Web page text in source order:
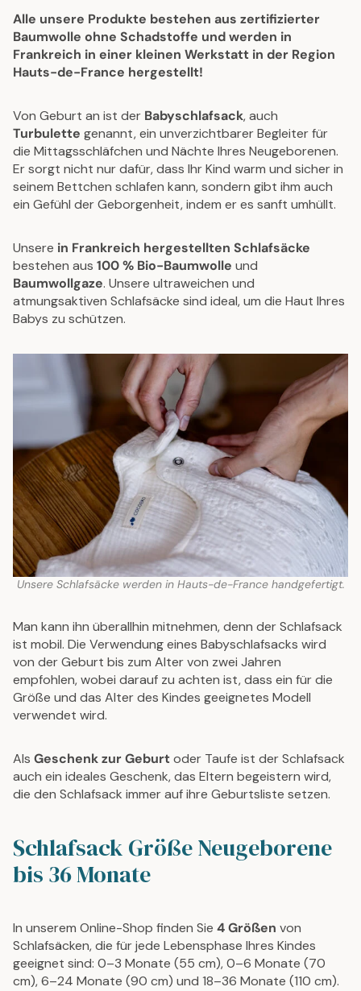
9
4
€
6
9
€
Alle unsere Produkte bestehen aus zertifizierter
Baumwolle ohne Schadstoffe und werden in
Frankreich in einer kleinen Werkstatt in der Region
Hauts-de-France hergestellt!
Von Geburt an ist der Babyschlafsack, auch
Turbulette genannt, ein unverzichtbarer Begleiter für
die Mittagsschläfchen und Nächte Ihres Neugeborenen.
Er sorgt nicht nur dafür, dass Ihr Kind warm und sicher in
seinem Bettchen schlafen kann, sondern gibt ihm auch
ein Gefühl der Geborgenheit, indem er es sanft umhüllt.
Unsere in Frankreich hergestellten Schlafsäcke
bestehen aus 100 % Bio-Baumwolle und
Baumwollgaze. Unsere ultraweichen und
atmungsaktiven Schlafsäcke sind ideal, um die Haut Ihres
Babys zu schützen.
Unsere Schlafsäcke werden in Hauts-de-France handgefertigt.
Man kann ihn überallhin mitnehmen, denn der Schlafsack
ist mobil. Die Verwendung eines Babyschlafsacks wird
von der Geburt bis zum Alter von zwei Jahren
empfohlen, wobei darauf zu achten ist, dass ein für die
Größe und das Alter des Kindes geeignetes Modell
verwendet wird.
Als Geschenk zur Geburtoder Taufe ist der Schlafsack
auch ein ideales Geschenk, das Eltern begeistern wird,
die den Schlafsack immer auf ihre Geburtsliste setzen.
Schlafsack Größe Neugeborene
bis 36 Monate
In unserem Online-Shop finden Sie 4 Größen von
Schlafsäcken, die für jede Lebensphase Ihres Kindes
geeignet sind: 0–3 Monate (55 cm), 0–6 Monate (70
cm), 6–24 Monate (90 cm) und 18–36 Monate (110 cm).